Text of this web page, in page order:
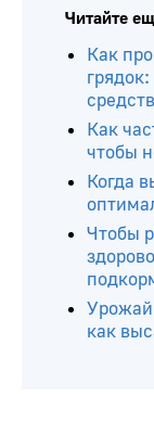
Читайте
Как
Как
чтобы
Когда
Чтобы
Урожай
как